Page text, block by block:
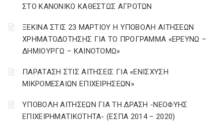
ΣΤΟ ΚΑΝΟΝΙΚΟ ΚΑΘΕΣΤΩΣ ΑΓΡΟΤΩΝ
ΞΕΚΙΝΑ ΣΤΙΣ 23 ΜΑΡΤΙΟΥ Η ΥΠΟΒΟΛΗ ΑΙΤΗΣΕΩΝ
ΧΡΗΜΑΤΟΔΟΤΗΣΗΣ ΓΙΑ ΤΟ ΠΡΟΓΡΑΜΜΑ «ΕΡΕΥΝΩ –
ΔΗΜΙΟΥΡΓΩ – ΚΑΙΝΟΤΟΜΩ»
ΠΑΡΑΤΑΣΗ ΣΤΙΣ ΑΙΤΗΣΕΙΣ ΓΙΑ «ΕΝΙΣΧΥΣΗ
ΜΙΚΡΟΜΕΣΑΙΩΝ ΕΠΙΧΕΙΡΗΣΕΩΝ»
ΥΠΟΒΟΛΗ ΑΙΤΗΣΕΩΝ ΓΙΑ ΤΗ ΔΡΑΣΗ -ΝΕΟΦΥΗΣ
ΕΠΙΧΕΙΡΗΜΑΤΙΚΟΤΗΤΑ- (ΕΣΠΑ 2014 – 2020)